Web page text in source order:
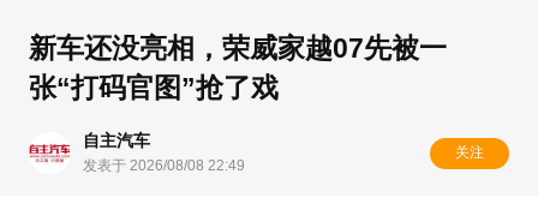
新车还没亮相，荣威家越07先被一
张“打码官图”抢了戏
自主汽车
发表于 2026/08/08 22:49
关注